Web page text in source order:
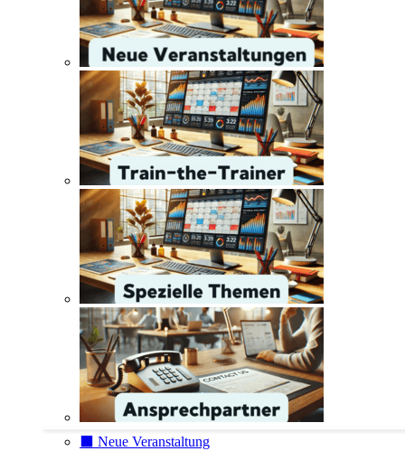
⬛️ Neue Veranstaltung